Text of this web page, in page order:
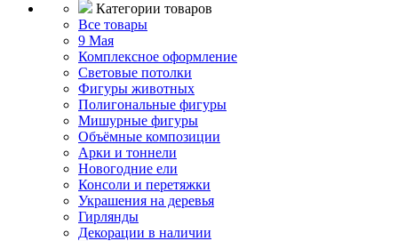
Категории товаров
Все товары
9 Мая
Комплексное оформление
Световые потолки
Фигуры животных
Полигональные фигуры
Мишурные фигуры
Объёмные композиции
Арки и тоннели
Новогодние ели
Консоли и перетяжки
Украшения на деревья
Гирлянды
Декорации в наличии